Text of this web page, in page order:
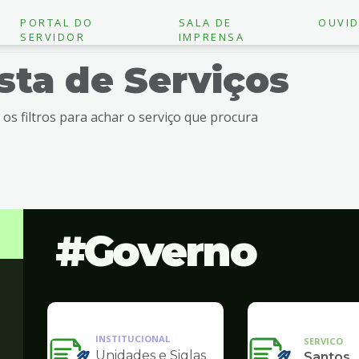
PORTAL DO
SERVIDOR
SALA DE
IMPRENSA
de Serviços
os filtros para achar o serviço que procura
Governo
INSTITUCIONAL
Unidades e Siglas
SERVICO